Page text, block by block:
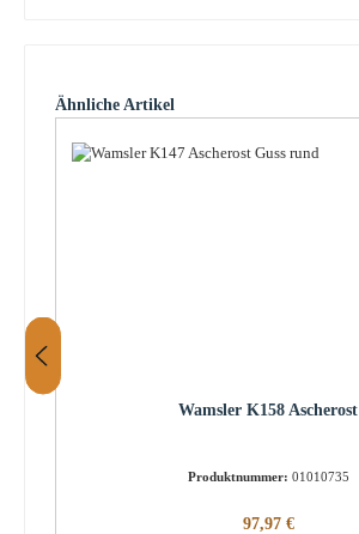
Produktgalerie überspringen
Ähnliche Artikel
Wamsler K158 Ascherost
Produktnummer: 01010735
Regulärer Preis:
97,97 €